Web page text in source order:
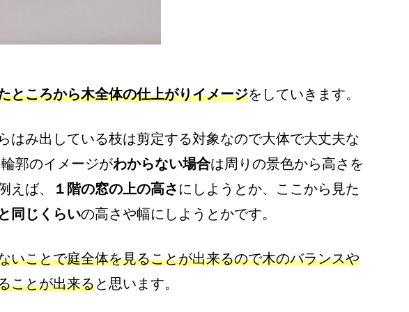
ところから木全体の仕上がりイメージをしていきます。
はみ出している枝は剪定する対象なので大体で大丈夫な
郭のイメージがわからない場合は周りの景色から高さを
えば、
１階の窓の上の高さ にしようとか、ここから見た
同じくらいの高さや幅にしようとかです。
いことで庭全体を見ることが出来るので木のバランスや
ことが出来ると思います。